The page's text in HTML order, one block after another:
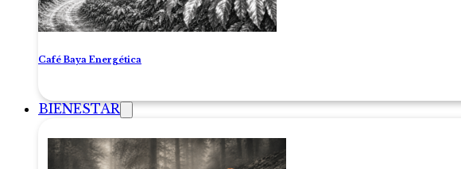
Café Baya Energética
BIENESTAR